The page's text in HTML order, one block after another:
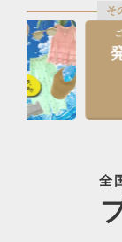
そ
全